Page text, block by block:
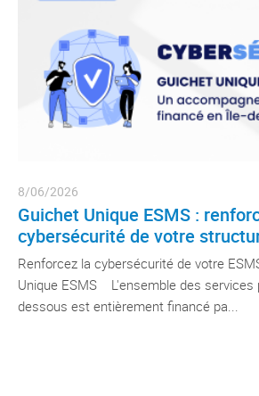
8/06/2026
Guichet Unique ESMS :
cybersécurité de votre
Renforcez la cybersécurité de votre
Unique ESMS L'ensemble des services
dessous est entièrement financé pa...